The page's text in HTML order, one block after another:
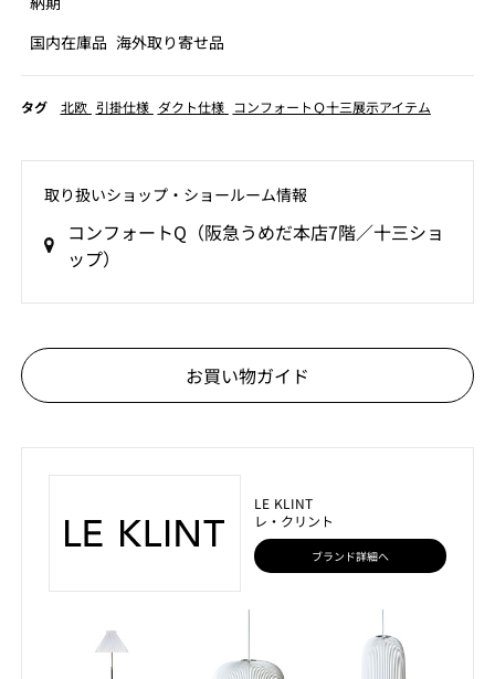
国内在庫品 海外取り寄せ品
タグ 北欧 引掛仕様 ダクト仕様 コンフォートＱ十三展示アイテム
取り扱いショップ‧ショールーム情報
コンフォートQ（阪急うめだ本店7階／十三ショ
ップ）
お買い物ガイド
LE KLINT
レ・クリント
ブランド詳細へ